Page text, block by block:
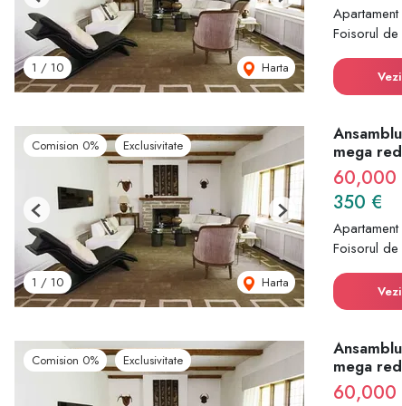
1 / 10 Harta
Foisorul de
Comision 0% Exclusivitate
1 / 10 Harta
Previous Next
mega
60,000
350 €
Foisorul de
Comision 0% Exclusivitate
mega
60,000